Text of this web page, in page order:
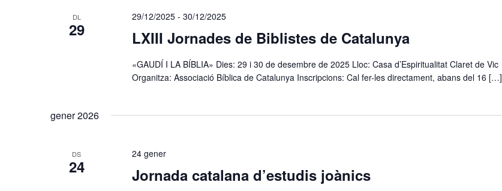
DL
29 LXIII Jornades de Biblistes de Catalunya
29/12/2025- 30/12/2025
«GAUDÍ I LA BÍBLIA» Dies: 29 i 30 de desembre de 2025 Lloc: Casa d’Espiritualitat Claret de Vic
Organitza: Associació Bíblica de Catalunya Inscripcions: Cal fer-les directament, abans del 16 […]
gener 2026
DS
24 Jornada catalana d’estudis joànics
24 gener